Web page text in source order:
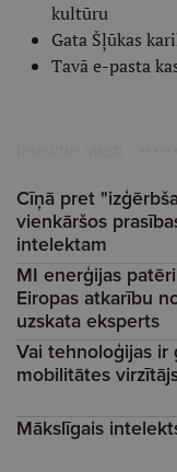
kultūru
Gata Šļūkas
Tavā e-pasta
Cīņā pret
vienkāršos
intelektam
MI enerģijas
Eiropas atkarību
uzskata eksperts
Vai tehnoloģijas ir
mobilitātes
Mākslīgais